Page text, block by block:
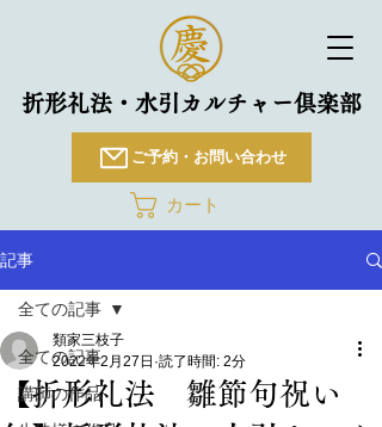
折形礼法・水引カルチャー倶楽部
ご予約・お問い合わせ
カート
記事
全ての記事
講師の作品
全ての記事
【折形礼法 雛節句祝い
類家三枝子
2022年2月27日 読了時間: 2分